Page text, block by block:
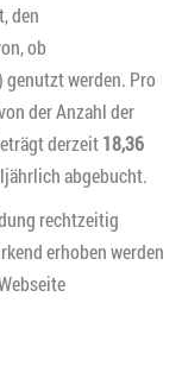
den
ob
genutzt werden. Pro
der Anzahl der
derzeit18,36
abgebucht.
rechtzeitig
erhoben werden